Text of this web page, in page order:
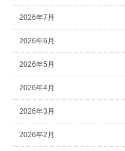
2026年7月
2026年6月
2026年5月
2026年4月
2026年3月
2026年2月